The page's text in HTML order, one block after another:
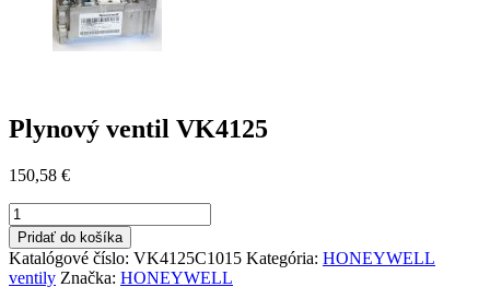
Plynový ventil VK4125
150,58 €
množstvo
Plynový
ventil
VK4125
Pridať do košíka
Katalógové číslo: VK4125C1015 Kategória: HONEYWELL
ventily Značka: HONEYWELL